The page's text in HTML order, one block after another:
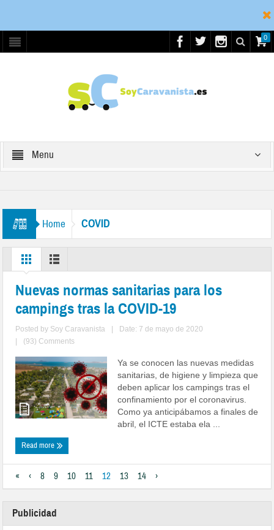
0
Menu
Home COVID
Nuevas normas sanitarias para los
campings tras la COVID-19
Posted by Soy Caravanista
Date: 7 de mayo de 2020
(93) Comments
Ya se conocen las nuevas medidas
sanitarias, de higiene y limpieza que
deben aplicar los campings tras el
confinamiento por el coronavirus.
Como ya anticipábamos a finales de
abril, el ICTE estaba ela ...
Read more
« ‹ 8 9 10 11 12 13 14 ›
Publicidad